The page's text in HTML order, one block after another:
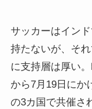
サッカーはイン
持たないが、そ
に支持層は厚い
から7月19日にか
の3カ国で共催さ